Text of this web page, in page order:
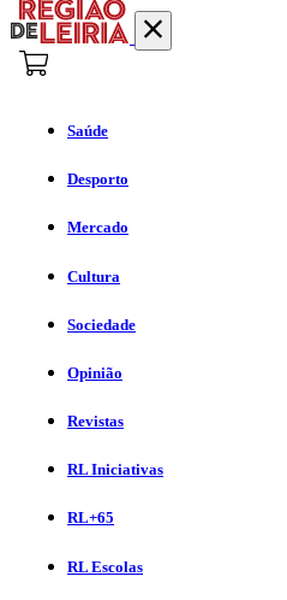
Saúde
Desporto
Mercado
Cultura
Sociedade
Opinião
Revistas
RL Iniciativas
RL+65
RL Escolas